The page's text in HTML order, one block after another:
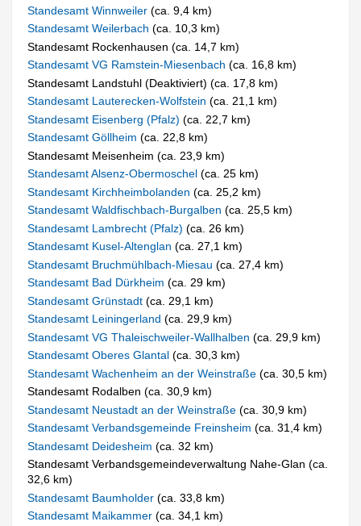
Standesamt Winnweiler(ca. 9,4 km)
Standesamt Weilerbach(ca. 10,3 km)
Standesamt Rockenhausen (ca. 14,7 km)
Standesamt VG Ramstein-Miesenbach(ca. 16,8 km)
Standesamt Landstuhl (Deaktiviert) (ca. 17,8 km)
Standesamt Lauterecken-Wolfstein(ca. 21,1 km)
Standesamt Eisenberg (Pfalz)(ca. 22,7 km)
Standesamt Göllheim(ca. 22,8 km)
Standesamt Meisenheim (ca. 23,9 km)
Standesamt Alsenz-Obermoschel(ca. 25 km)
Standesamt Kirchheimbolanden(ca. 25,2 km)
Standesamt Waldfischbach-Burgalben(ca. 25,5 km)
Standesamt Lambrecht (Pfalz)(ca. 26 km)
Standesamt Kusel-Altenglan(ca. 27,1 km)
Standesamt Bruchmühlbach-Miesau(ca. 27,4 km)
Standesamt Bad Dürkheim(ca. 29 km)
Standesamt Grünstadt(ca. 29,1 km)
Standesamt Leiningerland(ca. 29,9 km)
Standesamt VG Thaleischweiler-Wallhalben(ca. 29,9 km)
Standesamt Oberes Glantal(ca. 30,3 km)
Standesamt Wachenheim an der Weinstraße(ca. 30,5 km)
Standesamt Rodalben (ca. 30,9 km)
Standesamt Neustadt an der Weinstraße(ca. 30,9 km)
Standesamt Verbandsgemeinde Freinsheim(ca. 31,4 km)
Standesamt Deidesheim(ca. 32 km)
Standesamt Verbandsgemeindeverwaltung Nahe-Glan (ca.
32,6 km)
Standesamt Baumholder(ca. 33,8 km)
Standesamt Maikammer(ca. 34,1 km)